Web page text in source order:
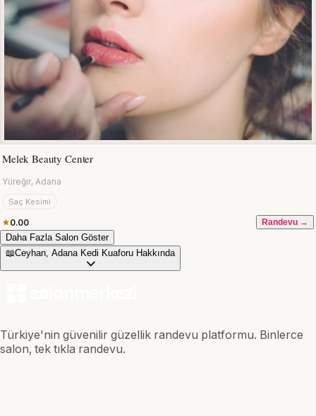
Melek Beauty Center
Yüreğir, Adana
Saç Kesimi
0.00 Randevu →
Daha Fazla Salon Göster
📖Ceyhan, Adana Kedi Kuaforu Hakkında
Türkiye'nin güvenilir güzellik randevu platformu. Binlerce
salon, tek tıkla randevu.